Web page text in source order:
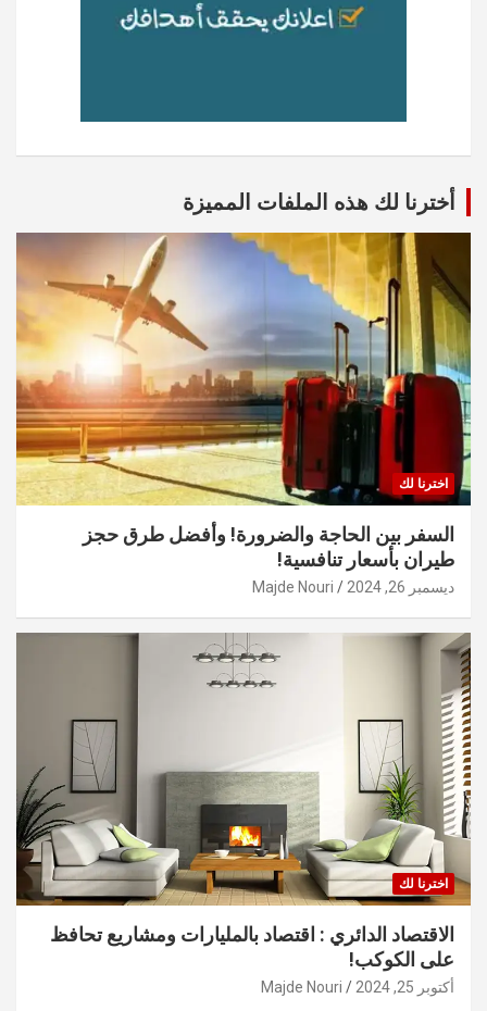
أخترنا لك هذه الملفات المميزة
اخترنا لك
السفر بين الحاجة والضرورة! وأفضل طرق حجز
طيران بأسعار تنافسية!
ديسمبر 26, 2024 Majde Nouri
اخترنا لك
الاقتصاد الدائري : اقتصاد بالمليارات ومشاريع تحافظ
على الكوكب!
أكتوبر 25, 2024 Majde Nouri